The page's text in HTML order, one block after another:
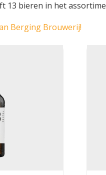
13 bieren in het
Berging Brouwerij!